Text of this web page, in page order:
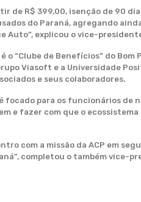
de R$ 399,00, isenção de 90
do Paraná, agregando
Auto”, explicou o vice-
o “Clube de Benefícios” do
Viasoft e a Universidade
e seus colaboradores.
focado para os funcionários
e fazer com que o
com a missão da ACP em
completou o também vice-